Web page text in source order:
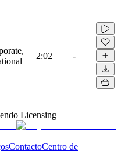
2:02 -
Licensing
ContactoCentro de